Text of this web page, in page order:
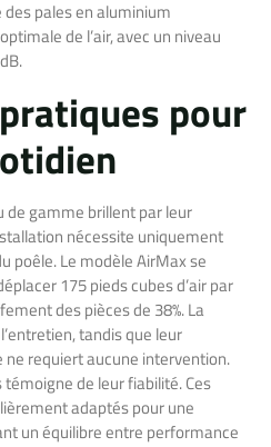
pales en aluminium
de l’air, avec un niveau
pour
de gamme brillent par leur
nécessite uniquement
poêle. Le modèle AirMax se
175 pieds cubes d’air par
des pièces de 38%. La
tandis que leur
requiert aucune intervention.
de leur fiabilité. Ces
adaptés pour une
un équilibre entre performance